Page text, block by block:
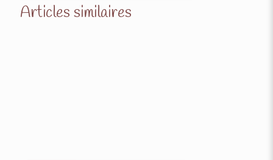
Articles similaires